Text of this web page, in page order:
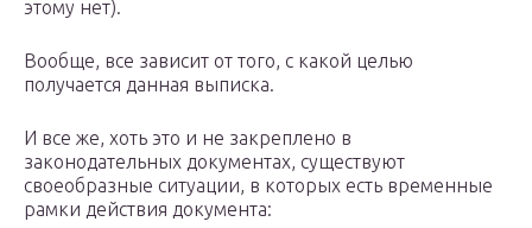
этому нет).
Вообще, все зависит от того, с какой целью
получается данная выписка.
И все же, хоть это и не закреплено в
законодательных документах, существуют
своеобразные ситуации, в которых есть временные
рамки действия документа: